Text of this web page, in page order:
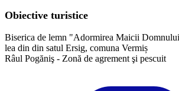
Obiective turistice
Biserica de lemn "Adormirea Maicii
lea din din satul Ersig, comuna Vermiș
Râul Pogăniş - Zonă de agrement şi pescuit